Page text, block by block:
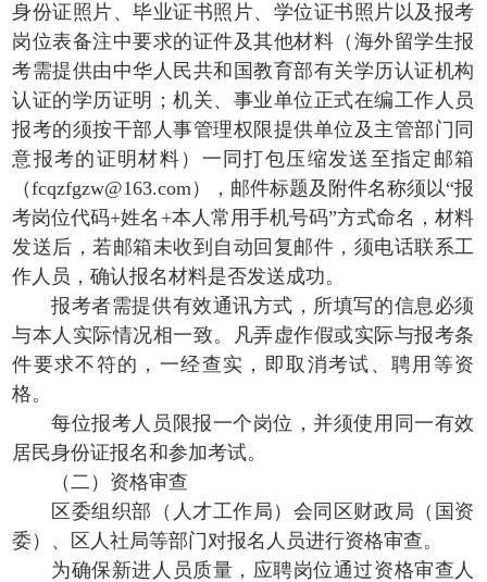
身份证照片、毕业证书照片、学位证书照片以及报考
岗位表备注中要求的证件及其他材料（海外留学生报
考需提供由中华人民共和国教育部有关学历认证机构
认证的学历证明；机关、事业单位正式在编工作人员
报考的须按干部人事管理权限提供单位及主管部门同
意报考的证明材料）一同打包压缩发送至指定邮箱
（fcqzfgzw@163.com），邮件标题及附件名称须以“报
考岗位代码+姓名+本人常用手机号码”方式命名，材料
发送后，若邮箱未收到自动回复邮件，须电话联系工
作人员，确认报名材料是否发送成功。
报考者需提供有效通讯方式，所填写的信息必须
与本人实际情况相一致。凡弄虚作假或实际与报考条
件要求不符的，一经查实，即取消考试、聘用等资
格。
每位报考人员限报一个岗位，并须使用同一有效
居民身份证报名和参加考试。
（二）资格审查
区委组织部（人才工作局）会同区财政局（国资
委）、区人社局等部门对报名人员进行资格审查。
为确保新进人员质量，应聘岗位通过资格审查人